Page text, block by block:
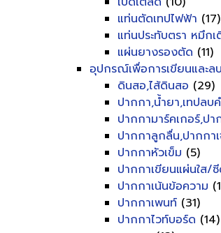
แท่นตัดเทปไฟฟ้า (17)
แท่นประทับตรา หมึกเ
แผ่นยางรองตัด (11)
อุปกรณ์เพื่อการเขียนและล
ดินสอ,ไส้ดินสอ (29)
ปากกา,น้ำยา,เทปลบ
ปากกามาร์คเกอร์,ปา
ปากกาลูกลื่น,ปากกา
ปากกาหัวเข็ม (5)
ปากกาเขียนแผ่นใส/
ปากกาเน้นข้อความ
ปากกาเพนท์ (31)
ปากกาไวท์บอร์ด (14)